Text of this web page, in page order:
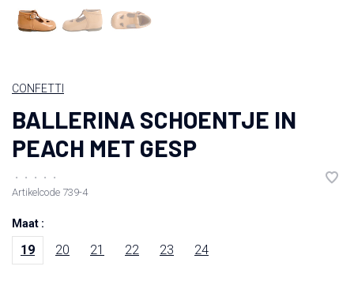
CONFETTI
BALLERINA SCHOENTJE IN
PEACH MET GESP
• • • •
•
Artikelcode 739-4
Maat :
19 20 21 22 23 24